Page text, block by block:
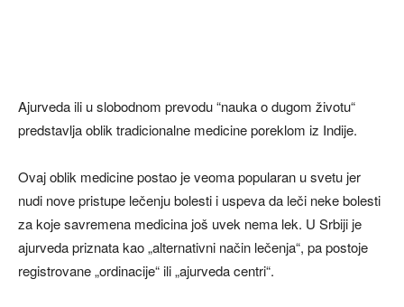
Ajurveda ili u slobodnom prevodu “nauka o dugom životu“
predstavlja oblik tradicionalne medicine poreklom iz Indije.
Ovaj oblik medicine postao je veoma popularan u svetu jer
nudi nove pristupe lečenju bolesti i uspeva da leči neke bolesti
za koje savremena medicina još uvek nema lek. U Srbiji je
ajurveda priznata kao „alternativni način lečenja“, pa postoje
registrovane „ordinacije“ ili „ajurveda centri“.